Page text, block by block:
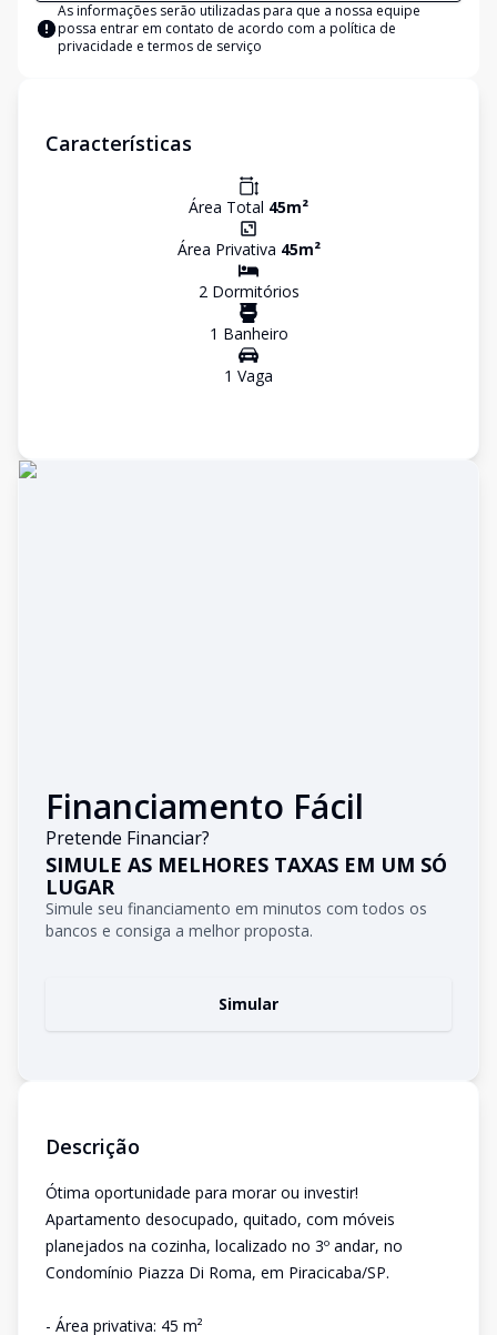
As informações serão utilizadas para que a nossa equipe
possa entrar em contato de acordo com a política de
privacidade e termos de serviço
Características
Área Total 45m²
Área Privativa 45m²
2Dormitórios
1 Banheiro
1 Vaga
Financiamento Fácil
Pretende Financiar?
SIMULE AS MELHORES TAXAS EM UM SÓ
LUGAR
Simule seu financiamento em minutos com todos os
bancos e consiga a melhor proposta.
Simular
Descrição
Ótima oportunidade para morar ou investir!
Apartamento desocupado, quitado, com móveis
planejados na cozinha, localizado no 3º andar, no
Condomínio Piazza Di Roma, em Piracicaba/SP.
- Área privativa: 45 m²